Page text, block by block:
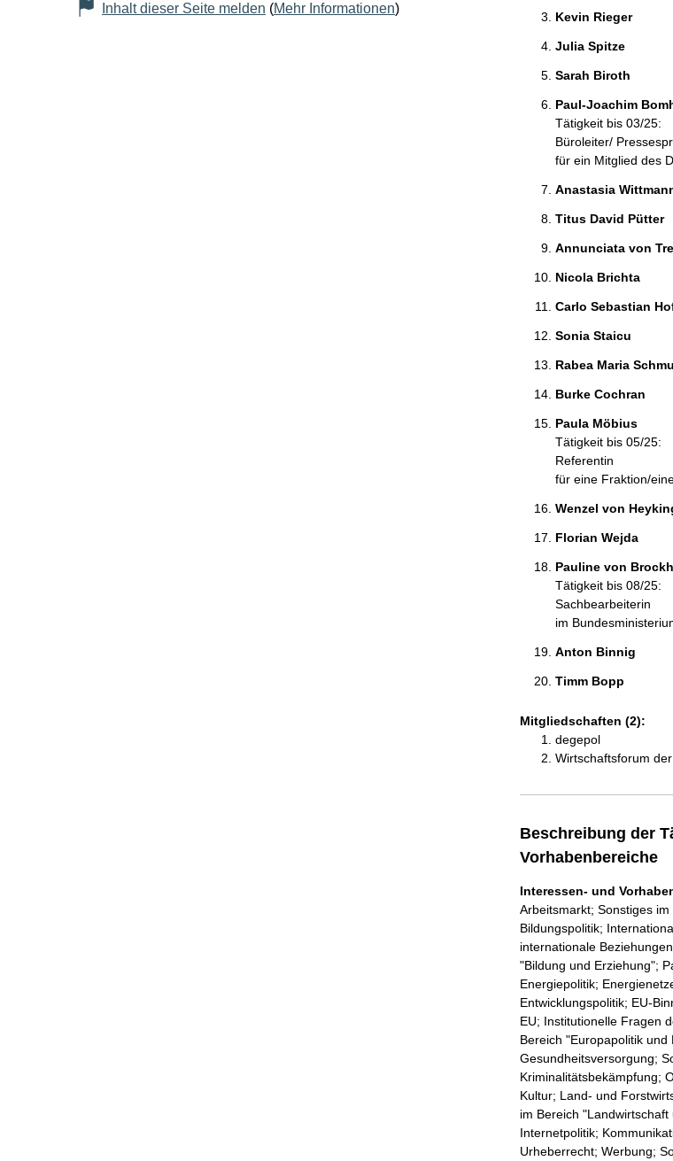
Inhalt dieser Seite melden (Mehr Informationen)
Kevin Rieger
Julia Spitze
Sarah Biroth
Paul-Joachim
Tätigkeit bis 03/25:
Büroleiter/
für ein Mitglied des
Anastasia
Titus David Pütter
Annunciata von
Nicola Brichta
Carlo Sebastian
Sonia Staicu
Rabea Maria
Burke Cochran
Paula Möbius
Tätigkeit bis 05/25:
Referentin
für eine Fraktion/
Wenzel von
Florian Wejda
Pauline von
Tätigkeit bis 08/25:
Sachbearbeiterin
im
Anton Binnig
Timm Bopp
Mitgliedschaften (2):
degepol
Wirtschaftsforum der
Beschreibung der
Vorhabenbereiche
Interessen- und
Arbeitsmarkt; Sonstiges
Bildungspolitik;
internationale
"Bildung und Erziehung";
Energiepolitik;
Entwicklungspolitik; EU-
EU; Institutionelle Fragen
Bereich "Europapolitik
Gesundheitsversorgung;
Kriminalitätsbekämpfung;
Kultur; Land- und
im Bereich
Internetpolitik;
Urheberrecht; Werbung;